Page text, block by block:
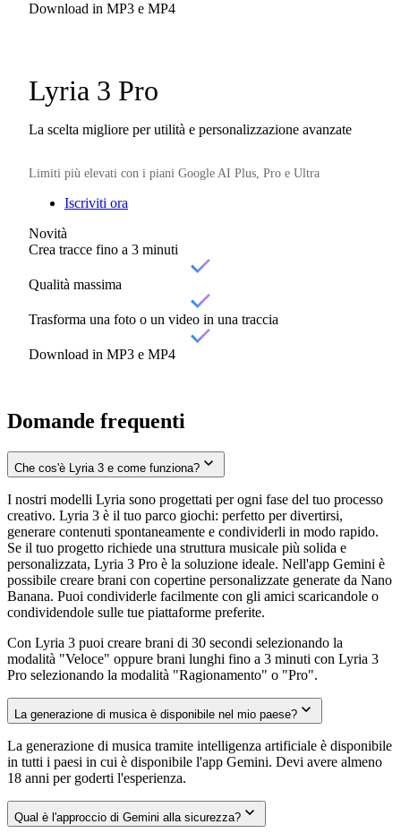
Download in MP3 e MP4
Lyria 3 Pro
La scelta migliore per utilità e personalizzazione avanzate
Limiti più elevati con i piani Google AI Plus, Pro e Ultra
Iscriviti ora
Novità
Crea tracce fino a 3 minuti
Qualità massima
Trasforma una foto o un video in una traccia
Download in MP3 e MP4
Domande frequenti
Che cos'è Lyria 3 e come funziona?
I nostri modelli Lyria sono progettati per ogni fase del tuo processo
creativo. Lyria 3 è il tuo parco giochi: perfetto per divertirsi,
generare contenuti spontaneamente e condividerli in modo rapido.
Se il tuo progetto richiede una struttura musicale più solida e
personalizzata, Lyria 3 Pro è la soluzione ideale. Nell'app Gemini è
possibile creare brani con copertine personalizzate generate da Nano
Banana. Puoi condividerle facilmente con gli amici scaricandole o
condividendole sulle tue piattaforme preferite.
Con Lyria 3 puoi creare brani di 30 secondi selezionando la
modalità "Veloce" oppure brani lunghi fino a 3 minuti con Lyria 3
Pro selezionando la modalità "Ragionamento" o "Pro".
La generazione di musica è disponibile nel mio paese?
La generazione di musica tramite intelligenza artificiale è disponibile
in tutti i paesi in cui è disponibile l'app Gemini. Devi avere almeno
18 anni per goderti l'esperienza.
Qual è l'approccio di Gemini alla sicurezza?